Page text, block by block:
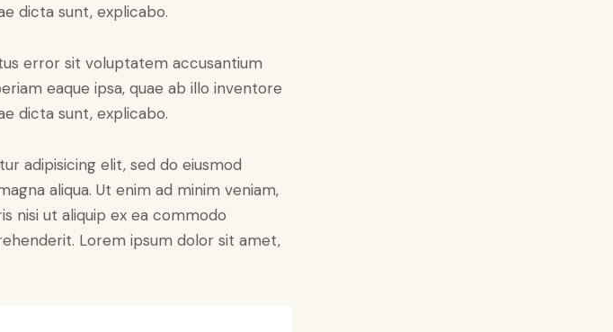
dicta sunt, explicabo.
error sit voluptatem accusantium
eaque ipsa, quae ab illo inventore
dicta sunt, explicabo.
adipisicing elit, sed do eiusmod
aliqua. Ut enim ad minim veniam,
nisi ut aliquip ex ea commodo
Lorem ipsum dolor sit amet,